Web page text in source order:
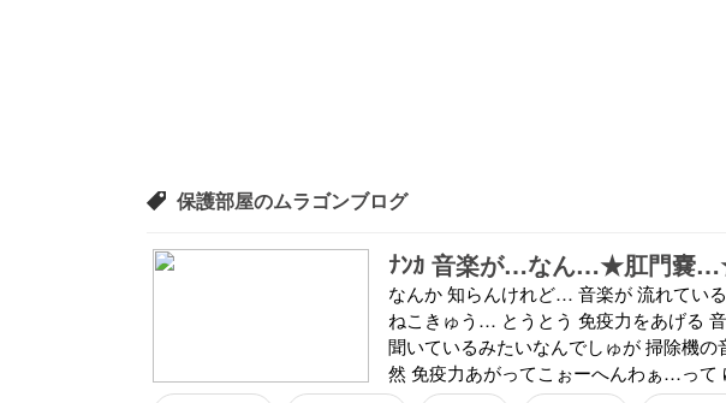
保護部屋のムラゴンブログ
ﾅﾝｶ 音楽が…なん…★肛門嚢
なんか 知らんけれど… 音楽が 流れてい
ねこきゅう… とうとう 免疫力をあげる
聞いているみたいなんでしゅが 掃除機
然 免疫力あがってこぉーへんわぁ…って